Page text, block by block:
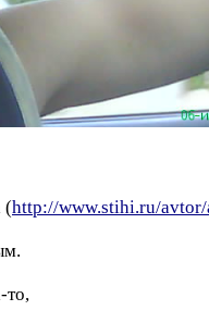
(http://www.stihi.ru/avtor/
то,